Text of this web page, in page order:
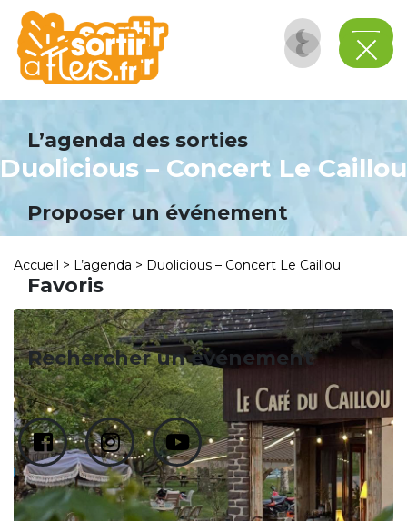
L’agenda des sorties
Proposer un événement
Favoris
Rechercher un événement
Duolicious – Concert Le Caillou
Accueil > L’agenda > Duolicious – Concert Le Caillou
Panneau de gestion des cookies